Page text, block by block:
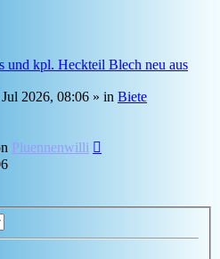
und kpl. Heckteil Blech neu aus
2026, 08:06 » in Biete
Pluennenwilli